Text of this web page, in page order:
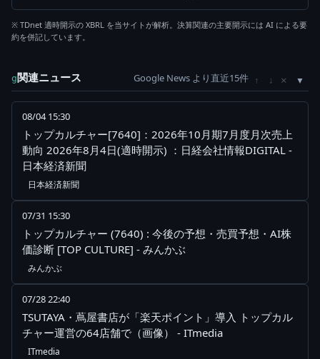
※ TDnet 適時開示の XBRL を当サイトが解析。決算関連の主要開示には AI による要
約を併記しています。
g関連ニュース Google News より直近15件 ↑ ↓ ×
08/04 15:30
トップカルチャー[7640]：2026年10月期7月度月次売上
動向 2026年8月4日(適時開示) ：日経会社情報DIGITAL -
日本経済新聞
日本経済新聞
07/31 15:30
トップカルチャー (7640) : 今後の予想・売買予想・AI株
価診断 [TOP CULTURE] - みんかぶ
みんかぶ
07/28 22:40
TSUTAYA・蔦屋書店が「楽天ポイント」導入 トップカル
チャー運営の64店舗で（画像） - ITmedia
ITmedia